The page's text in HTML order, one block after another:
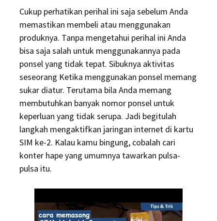
Cukup perhatikan perihal ini saja sebelum Anda
memastikan membeli atau menggunakan
produknya. Tanpa mengetahui perihal ini Anda
bisa saja salah untuk menggunakannya pada
ponsel yang tidak tepat. Sibuknya aktivitas
seseorang Ketika menggunakan ponsel memang
sukar diatur. Terutama bila Anda memang
membutuhkan banyak nomor ponsel untuk
keperluan yang tidak serupa. Jadi begitulah
langkah mengaktifkan jaringan internet di kartu
SIM ke-2. Kalau kamu bingung, cobalah cari
konter hape yang umumnya tawarkan pulsa-
pulsa itu.